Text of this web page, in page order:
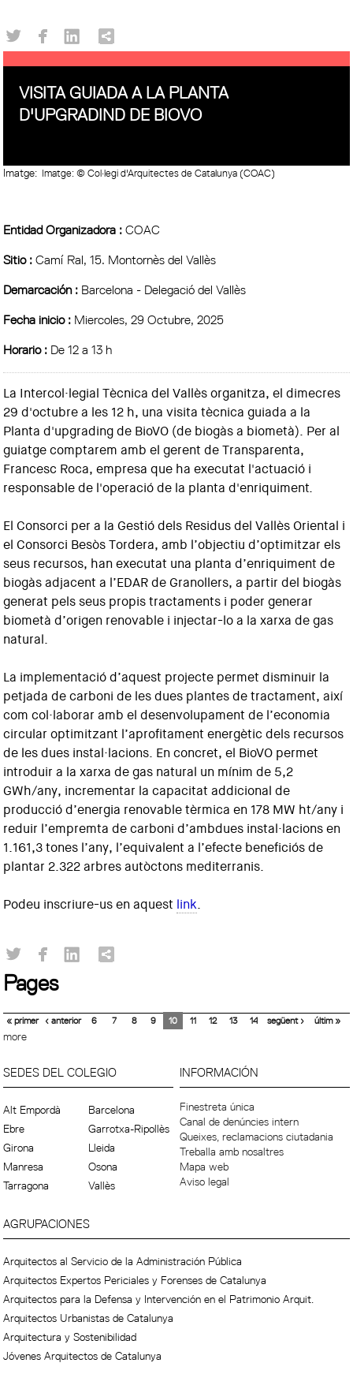
VISITA GUIADA A LA PLANTA
D'UPGRADIND DE BIOVO
Imatge: Imatge: © Col·legi d'Arquitectes de Catalunya (COAC)
Entidad Organizadora :COAC
Sitio :Camí Ral, 15. Montornès del Vallès
Demarcación : Barcelona - Delegació del Vallès
Fecha inicio : Miercoles, 29 Octubre, 2025
Horario : De 12 a 13 h
La Intercol·legial Tècnica del Vallès organitza, el dimecres
29 d'octubre a les 12 h, una visita tècnica guiada a la
Planta d'upgrading de BioVO (de biogàs a biometà). Per al
guiatge comptarem amb el gerent de Transparenta,
Francesc Roca, empresa que ha executat l'actuació i
responsable de l'operació de la planta d'enriquiment.
El Consorci per a la Gestió dels Residus del Vallès Oriental i
el Consorci Besòs Tordera, amb l’objectiu d’optimitzar els
seus recursos, han executat una planta d’enriquiment de
biogàs adjacent a l’EDAR de Granollers, a partir del biogàs
generat pels seus propis tractaments i poder generar
biometà d’origen renovable i injectar-lo a la xarxa de gas
natural.
La implementació d’aquest projecte permet disminuir la
petjada de carboni de les dues plantes de tractament, així
com col·laborar amb el desenvolupament de l’economia
circular optimitzant l’aprofitament energètic dels recursos
de les dues instal·lacions. En concret, el BioVO permet
introduir a la xarxa de gas natural un mínim de 5,2
GWh/any, incrementar la capacitat addicional de
producció d’energia renovable tèrmica en 178 MW ht/any i
reduir l’empremta de carboni d’ambdues instal·lacions en
1.161,3 tones l’any, l’equivalent a l’efecte beneficiós de
plantar 2.322 arbres autòctons mediterranis.
Podeu inscriure-us en aquest link.
Pages
« primer ‹ anterior 6 7 8 9 10 11 12 13 14 següent › últim »
more
SEDES DEL COLEGIO
Alt Empordà
Barcelona
Ebre
Garrotxa-Ripollès
Girona
Lleida
Manresa
Osona
Tarragona
Vallès
INFORMACIÓN
Finestreta única
Canal de denúncies intern
Queixes, reclamacions ciutadania
Treballa amb nosaltres
Mapa web
Aviso legal
AGRUPACIONES
Arquitectos al Servicio de la Administración Pública
Arquitectos Expertos Periciales y Forenses de Catalunya
Arquitectos para la Defensa y Intervención en el Patrimonio Arquit.
Arquitectos Urbanistas de Catalunya
Arquitectura y Sostenibilidad
Jóvenes Arquitectos de Catalunya